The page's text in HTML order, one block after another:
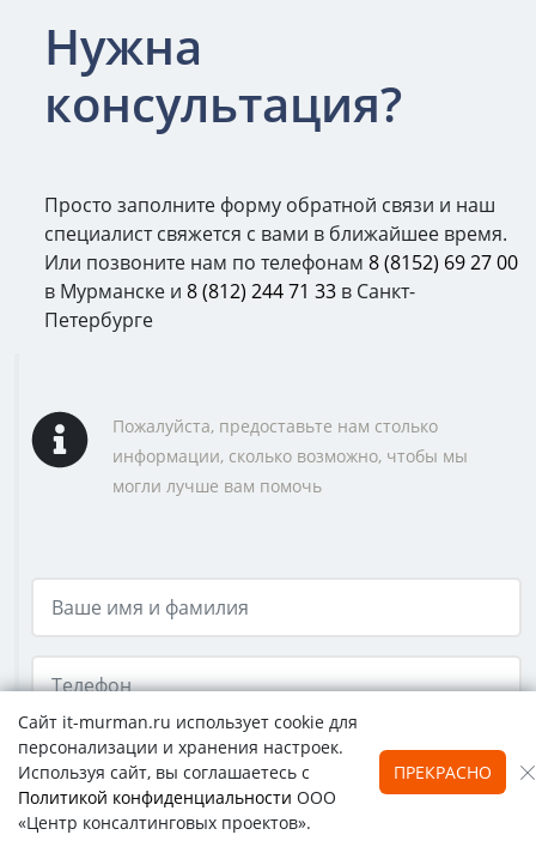
Сайт it-murman.ru использует cookie для
персонализации и хранения настроек.
Используя сайт, вы соглашаетесь с
Политикой конфиденциальности ООО
«Центр консалтинговых проектов».
ПРЕКРАСНО
Настройка справочников «Организации»,
«Пользователи», «Структура предприятия»;
Настройка необходимых видов документов для
работы с претензиями и обращениями;
Нужна
консультация?
Просто заполните форму обратной связи и наш
специалист свяжется с вами в ближайшее время.
Или позвоните нам по телефонам 8 (8152) 69 27 00
в Мурманске и 8 (812) 244 71 33 в Санкт-
Петербурге
Пожалуйста, предоставьте нам столько
информации, сколько возможно, чтобы мы
могли лучше вам помочь